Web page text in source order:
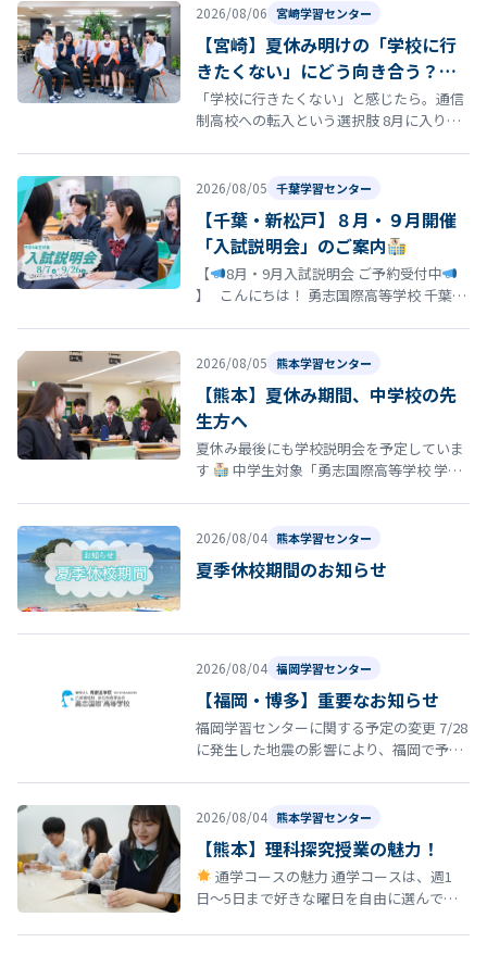
2026/08/06 宮崎学習センター
【宮崎】夏休み明けの「学校に行
きたくない」にどう向き合う？通
信制高校という選択肢
「学校に行きたくない」と感じたら。通信
制高校への転入という選択肢 8月に入り、
2026/08/05 千葉学習センター
【千葉・新松戸】８月・９月開催
「入試説明会」のご案内
【
8月・9月入試説明会 ご予約受付中
】 こんにちは！ 勇志国際高等学校 千葉学
2026/08/05 熊本学習センター
【熊本】夏休み期間、中学校の先
生方へ
夏休み最後にも学校説明会を予定していま
す
中学生対象「勇志国際高等学校 学校
2026/08/04 熊本学習センター
夏季休校期間のお知らせ
2026/08/04 福岡学習センター
【福岡・博多】重要なお知らせ
福岡学習センターに関する予定の変更 7/28
に発生した地震の影響により、福岡で予定
2026/08/04 熊本学習センター
【熊本】理科探究授業の魅力！
通学コースの魅力 通学コースは、週1
日〜5日まで好きな曜日を自由に選んで登
も、途中で曜日を変更しても学費は…